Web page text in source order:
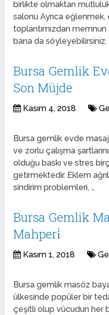
birlikte olmaktan
salonu Ayrıca
toplantımızdan
bana da söyleyebilirsiniz.
Bursa Gemlik
Son Müjde
Kasım 4, 2018
Bursa gemlik evde
ve zorlu çalışma
olduğu baskı ve stres
getirmektedir. Eklem
sindirim problemleri, …
Bursa Gemlik
Mahperi̇
Kasım 1, 2018
Bursa gemlik masöz
ülkesinde popüler bir
çeşitli olup vücudun her